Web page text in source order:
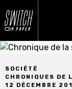
SOCIÉTÉ
CHRONIQUES DE
12 DÉCEMBRE